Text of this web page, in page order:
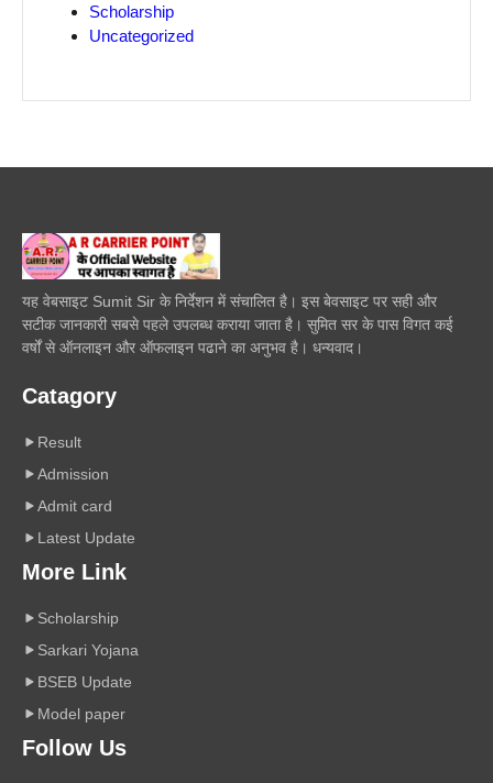
Scholarship
Uncategorized
यह वेबसाइट Sumit Sir के निर्देशन में संचालित है। इस बेवसाइट पर सही और
सटीक जानकारी सबसे पहले उपलब्ध कराया जाता है। सुमित सर के पास विगत कई
वर्षों से ऑनलाइन और ऑफलाइन पढाने का अनुभव है। धन्यवाद।
Catagory
Result
Admission
Admit card
Latest Update
More Link
Scholarship
Sarkari Yojana
BSEB Update
Model paper
Follow Us